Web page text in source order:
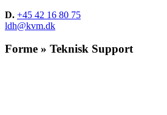
D. +45 42 16 80 75
ldh@kvm.dk
Forme » Teknisk Support